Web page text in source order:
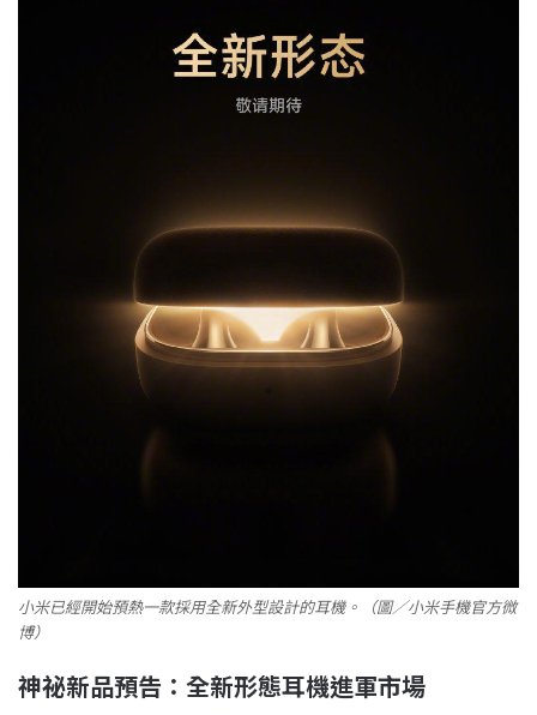
小米已經開始預熱一款採用全新外型設計的耳機。（圖／小米手機官方微
博）
神祕新品預告：全新形態耳機進軍市場